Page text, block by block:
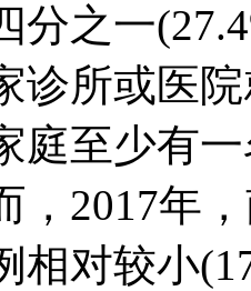
分之一
诊所或医
庭至少有
，2017年
相对较小